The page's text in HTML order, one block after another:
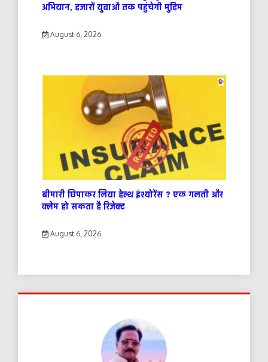
अभियान, हजारों युवाओं तक पहुंचेगी मुहिम
August 6, 2026
बीमारी छिपाकर लिया हेल्थ इंश्योरेंस ? एक गलती और
क्लेम हो सकता है रिजेक्ट
August 6, 2026